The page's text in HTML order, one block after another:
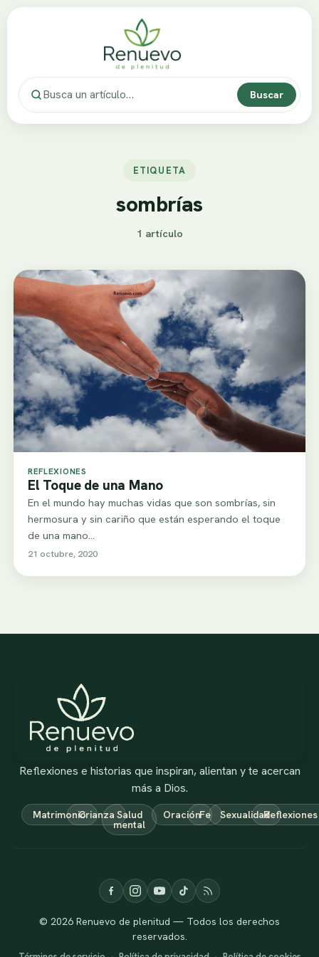
Buscar
ETIQUETA
sombrías
1 artículo
REFLEXIONES
El Toque de una Mano
En el mundo hay muchas vidas que son sombrías, sin
hermosura y sin cariño que están esperando el toque
de una mano…
21 octubre, 2020
Reflexiones e historias que inspiran, alientan y te acercan
más a Dios.
MatrimonioCrianza Salud
mental
OraciónFe SexualidadReflexiones
© 2026 Renuevo de plenitud — Todos los derechos
reservados.